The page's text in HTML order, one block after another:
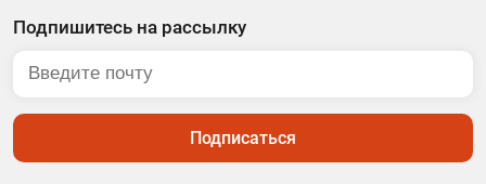
Подпишитесь на рассылку
Подписаться